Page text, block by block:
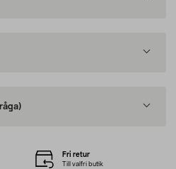
Fri retur
Till valfri butik